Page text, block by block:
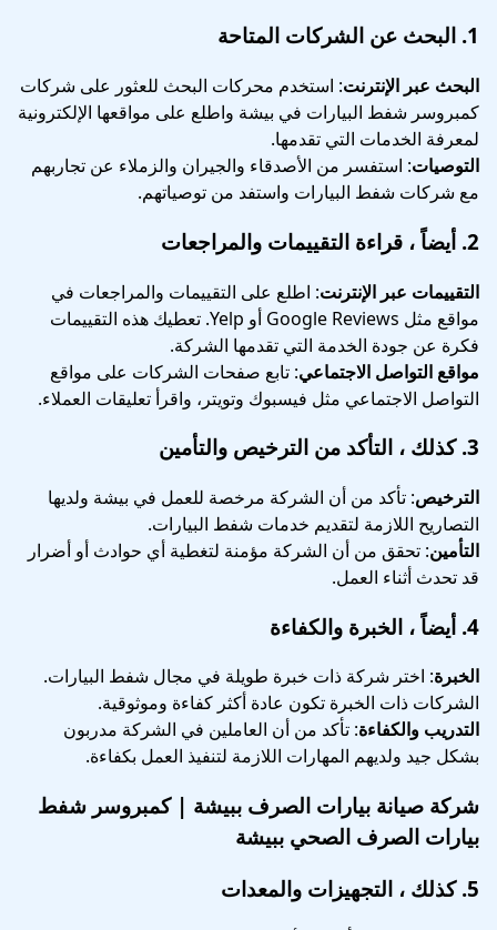
1. البحث عن الشركات المتاحة
البحث عبر الإنترنت: استخدم محركات البحث للعثور على شركات
كمبروسر شفط البيارات في بيشة واطلع على مواقعها الإلكترونية
لمعرفة الخدمات التي تقدمها.
التوصيات: استفسر من الأصدقاء والجيران والزملاء عن تجاربهم
مع شركات شفط البيارات واستفد من توصياتهم.
2. أيضاً ، قراءة التقييمات والمراجعات
التقييمات عبر الإنترنت: اطلع على التقييمات والمراجعات في
مواقع مثل Google Reviews أو Yelp. تعطيك هذه التقييمات
فكرة عن جودة الخدمة التي تقدمها الشركة.
مواقع التواصل الاجتماعي: تابع صفحات الشركات على مواقع
التواصل الاجتماعي مثل فيسبوك وتويتر، واقرأ تعليقات العملاء.
3. كذلك ، التأكد من الترخيص والتأمين
الترخيص: تأكد من أن الشركة مرخصة للعمل في بيشة ولديها
التصاريح اللازمة لتقديم خدمات شفط البيارات.
التأمين: تحقق من أن الشركة مؤمنة لتغطية أي حوادث أو أضرار
قد تحدث أثناء العمل.
4. أيضاً ، الخبرة والكفاءة
الخبرة: اختر شركة ذات خبرة طويلة في مجال شفط البيارات.
الشركات ذات الخبرة تكون عادة أكثر كفاءة وموثوقية.
التدريب والكفاءة: تأكد من أن العاملين في الشركة مدربون
بشكل جيد ولديهم المهارات اللازمة لتنفيذ العمل بكفاءة.
شركة صيانة بيارات الصرف ببيشة | كمبروسر شفط
بيارات الصرف الصحي ببيشة
5. كذلك ، التجهيزات والمعدات